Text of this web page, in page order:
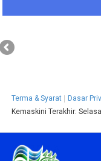
Terma & Syarat Dasar
Kemaskini Terakhir: